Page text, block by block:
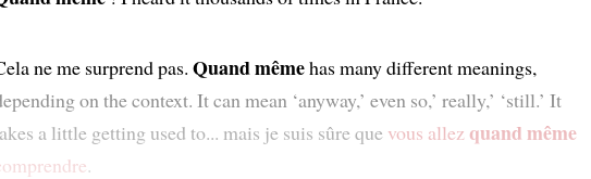
ne me surprend pas. Quand mêmehas many different meanings,
on the context. It can mean ‘anyway,’ even so,’ really,’ ‘still.’ It
a little getting used to... mais je suis sûre que vous allezquand même
.